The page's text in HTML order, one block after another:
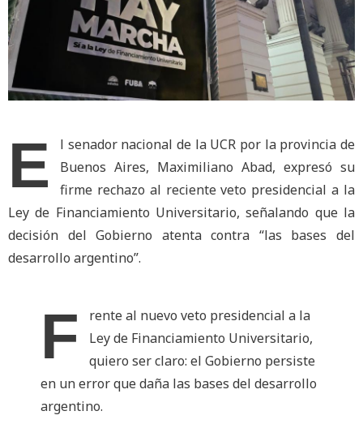
E
l senador nacional de la UCR por la provincia de
Buenos Aires, Maximiliano Abad, expresó su
firme rechazo al reciente veto presidencial a la
Ley de Financiamiento Universitario, señalando que la
decisión del Gobierno atenta contra “las bases del
desarrollo argentino”.
F
rente al nuevo veto presidencial a la
Ley de Financiamiento Universitario,
quiero ser claro: el Gobierno persiste
en un error que daña las bases del desarrollo
argentino.